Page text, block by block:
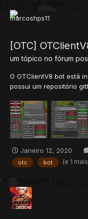
[OTC]
um tópico no fórum
O OTClientV8 bot está
possui um repositório
linguagem lua e otclient
funções otclient lua e
Janeiro 12, 2020
otc bot (e 1